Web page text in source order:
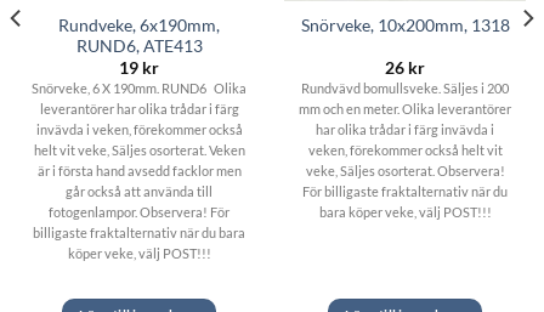
Rundveke, 6x190mm,
RUND6, ATE413
19 kr
Snörveke, 6 X 190mm. RUND6 Olika
leverantörer har olika trådar i färg
invävda i veken, förekommer också
helt vit veke, Säljes osorterat. Veken
är i första hand avsedd facklor men
går också att använda till
fotogenlampor. Observera! För
billigaste fraktalternativ när du bara
köper veke, välj POST!!!
Snörveke, 10x200mm, 1318
26 kr
Rundvävd bomullsveke. Säljes i 200
mm och en meter. Olika leverantörer
har olika trådar i färg invävda i
veken, förekommer också helt vit
veke, Säljes osorterat. Observera!
För billigaste fraktalternativ när du
bara köper veke, välj POST!!!